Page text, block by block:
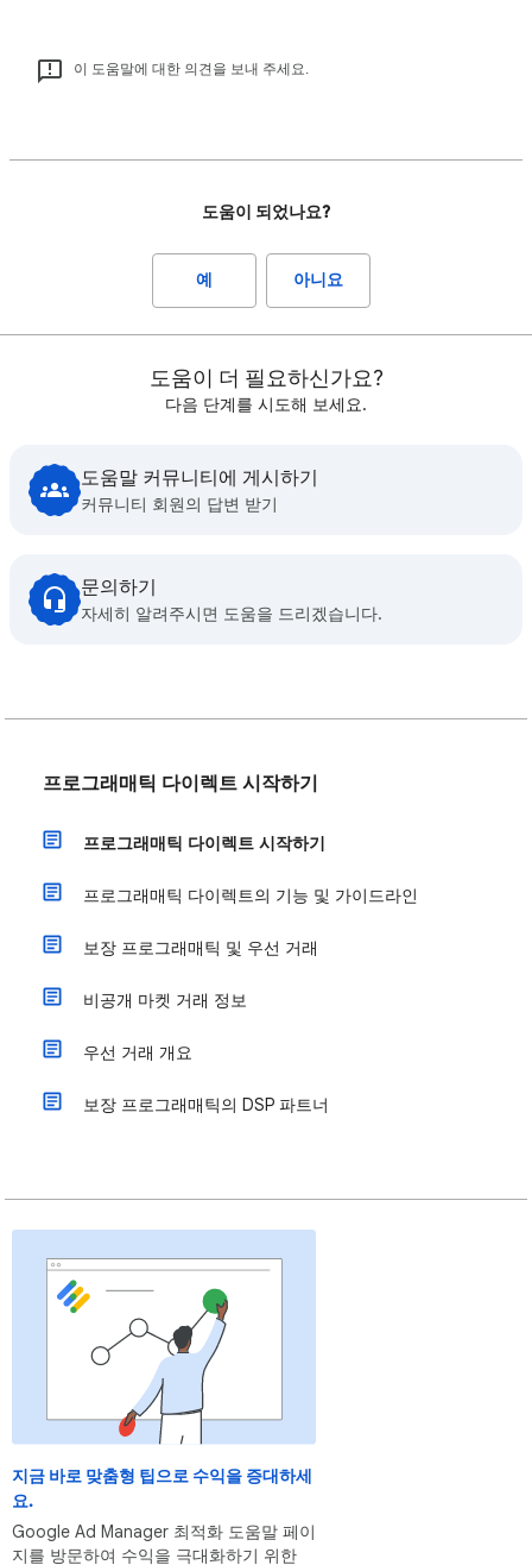
이 도움말에 대한 의견을 보내 주세요.
도움이 되었나요?
예 아니요
도움이 더 필요하신가요?
다음 단계를 시도해 보세요.
도움말 커뮤니티에 게시하기
커뮤니티 회원의 답변 받기
문의하기
자세히 알려주시면 도움을 드리겠습니다.
프로그래매틱 다이렉트 시작하기
프로그래매틱 다이렉트 시작하기
프로그래매틱 다이렉트의 기능 및 가이드라인
보장 프로그래매틱 및 우선 거래
비공개 마켓 거래 정보
우선 거래 개요
보장 프로그래매틱의 DSP 파트너
지금 바로 맞춤형 팁으로 수익을 증대하세
요.
Google Ad Manager 최적화 도움말 페이
지를 방문하여 수익을 극대화하기 위한